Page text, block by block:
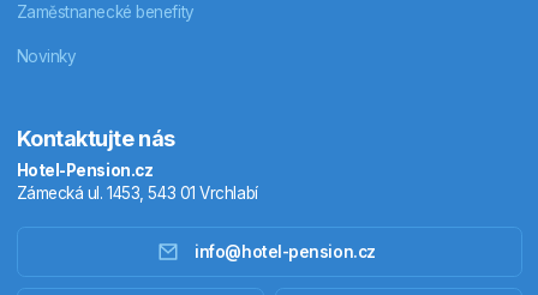
Zaměstnanecké benefity
Novinky
Kontaktujte nás
Hotel-Pension.cz
Zámecká ul. 1453, 543 01 Vrchlabí
info@hotel-pension.cz